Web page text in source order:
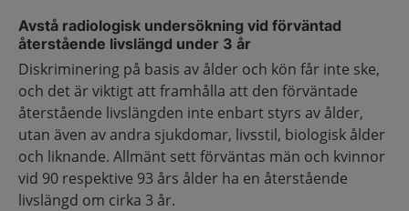
Avstå radiologisk undersökning vid förväntad
återstående livslängd under 3 år
Diskriminering på basis av ålder och kön får inte ske,
och det är viktigt att framhålla att den förväntade
återstående livslängden inte enbart styrs av ålder,
utan även av andra sjukdomar, livsstil, biologisk ålder
och liknande. Allmänt sett förväntas män och kvinnor
vid 90 respektive 93 års ålder ha en återstående
livslängd om cirka 3 år.